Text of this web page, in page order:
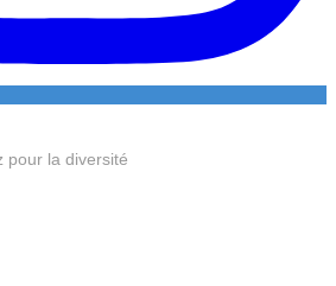
pour la diversité